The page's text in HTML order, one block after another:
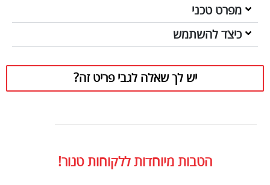
מפרט טכני
כיצד להשתמש
יש לך שאלה לגבי פריט זה?
הטבות מיוחדות ללקוחות טנור!